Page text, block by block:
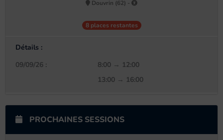
Douvrin (62) -
8 places restantes
Détails :
09/09/26 :
8:00 → 12:00
13:00 → 16:00
PROCHAINES SESSIONS